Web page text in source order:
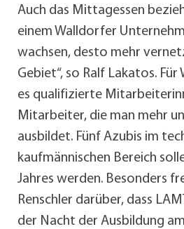
Auch das Mittagessen
einem Walldorfer
wachsen, desto mehr
Gebiet“, so Ralf Lakatos.
es qualifizierte
Mitarbeiter, die man mehr
ausbildet. Fünf Azubis im
kaufmännischen Bereich
Jahres werden. Besonders
Renschler darüber, dass
der Nacht der Ausbildung am